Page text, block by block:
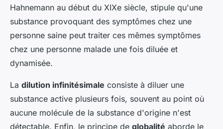
Hahnemann au début du XIXe siècle, stipule qu'une
substance provoquant des symptômes chez une
personne saine peut traiter ces mêmes symptômes
chez une personne malade une fois diluée et
dynamisée.
La dilution infinitésimale consiste à diluer une
substance active plusieurs fois, souvent au point où
aucune molécule de la substance d'origine n'est
détectable. Enfin, le principe de globalité aborde le